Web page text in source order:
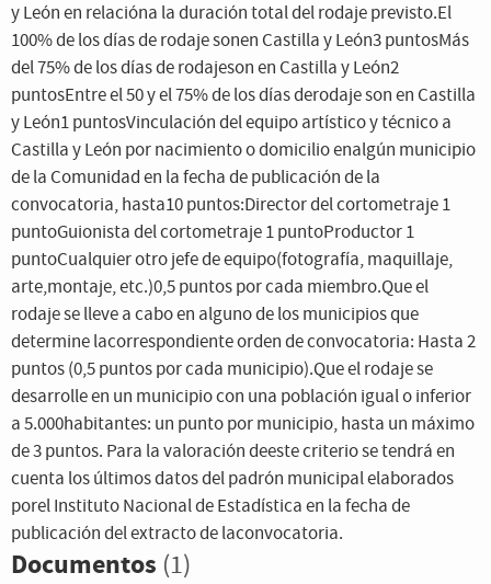
y León en relacióna la duración total del rodaje previsto.El
100% de los días de rodaje sonen Castilla y León3 puntosMás
del 75% de los días de rodajeson en Castilla y León2
puntosEntre el 50 y el 75% de los días derodaje son en Castilla
y León1 puntosVinculación del equipo artístico y técnico a
Castilla y León por nacimiento o domicilio enalgún municipio
de la Comunidad en la fecha de publicación de la
convocatoria, hasta10 puntos:Director del cortometraje 1
puntoGuionista del cortometraje 1 puntoProductor 1
puntoCualquier otro jefe de equipo(fotografía, maquillaje,
arte,montaje, etc.)0,5 puntos por cada miembro.Que el
rodaje se lleve a cabo en alguno de los municipios que
determine lacorrespondiente orden de convocatoria: Hasta 2
puntos (0,5 puntos por cada municipio).Que el rodaje se
desarrolle en un municipio con una población igual o inferior
a 5.000habitantes: un punto por municipio, hasta un máximo
de 3 puntos. Para la valoración deeste criterio se tendrá en
cuenta los últimos datos del padrón municipal elaborados
porel Instituto Nacional de Estadística en la fecha de
publicación del extracto de laconvocatoria.
Documentos (1)